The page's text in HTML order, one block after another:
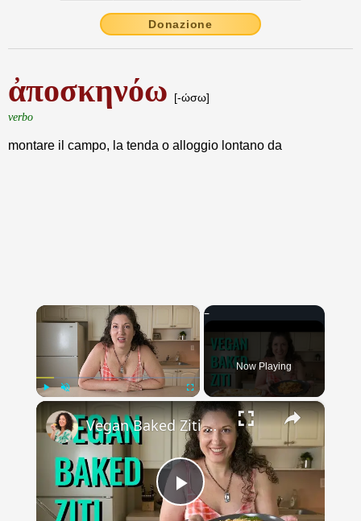
Donazione
ἀποσκηνόω
[-ώσω]
verbo
montare il campo, la tenda o alloggio lontano da
×
Fullscreen
Now Playing
×
Play
Vegan Baked Ziti with Lentils, Tofu Ricotta, and Cashew Mozzarella